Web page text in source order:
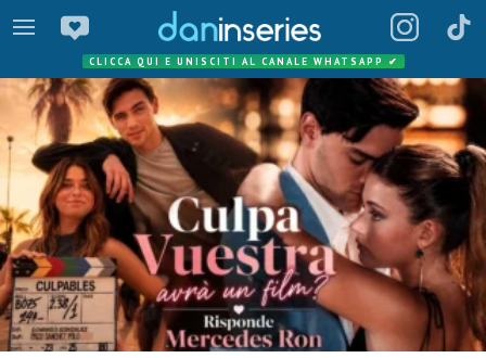
CLICCA QUI E UNISCITI AL CANALE WHATSAPP ✔